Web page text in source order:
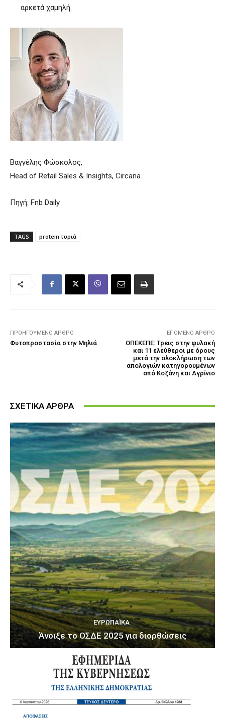
αρκετά χαμηλή.
Βαγγέλης Φώσκολος,
Head of Retail Sales & Insights, Circana
Πηγή: Fnb Daily
TAGS protein τυριά
ΠΡΟΗΓΟΎΜΕΝΟ ΆΡΘΡΟ
Φυτοπροστασία στην Μηλιά
ΕΠΌΜΕΝΟ ΆΡΘΡΟ
ΟΠΕΚΕΠΕ: Τρεις στην φυλακή
και 11 ελεύθεροι με όρους
μετά την ολοκλήρωση των
απολογιών κατηγορουμένων
από Κοζάνη και Αγρίνιο
ΣΧΕΤΙΚΑ ΑΡΘΡΑ
ΕΥΡΩΠΑΪΚΆ
Άνοιξε το ΟΣΔΕ 2025 για διορθώσεις